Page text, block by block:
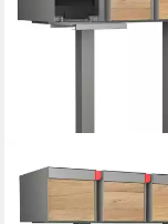
Standbriefkasten
Standbriefkasten Big